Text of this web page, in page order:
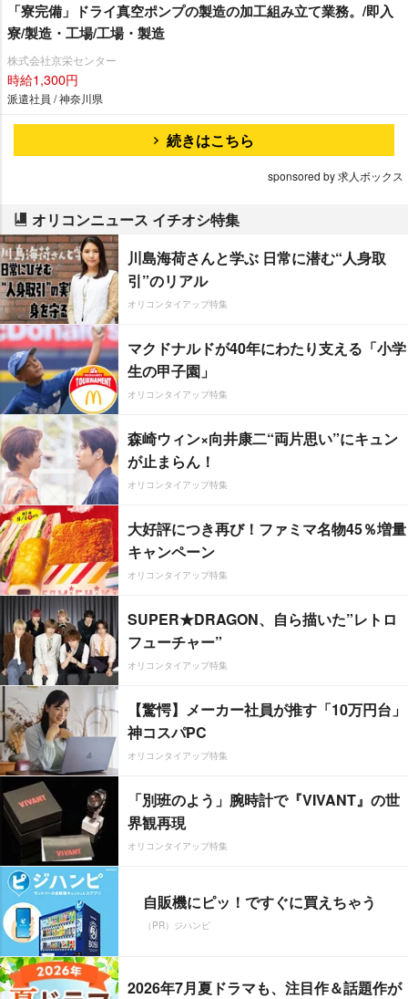
「寮完備」ドライ真空ポンプの製造の加工組み立て業務。/即入
寮/製造・工場/工場・製造
株式会社京栄センター
時給1,300円
派遣社員 / 神奈川県
続きはこちら
sponsored by 求人ボックス
オリコンニュース イチオシ特集
川島海荷さんと学ぶ 日常に潜む“人身取
引”のリアル
オリコンタイアップ特集
マクドナルドが40年にわたり支える「小学
生の甲子園」
オリコンタイアップ特集
森崎ウィン×向井康二“両片思い”にキュン
が止まらん！
オリコンタイアップ特集
大好評につき再び！ファミマ名物45％増量
キャンペーン
オリコンタイアップ特集
SUPER★DRAGON、自ら描いた”レトロ
フューチャー”
オリコンタイアップ特集
【驚愕】メーカー社員が推す「10万円台」
神コスパPC
オリコンタイアップ特集
「別班のよう」腕時計で『VIVANT』の世
界観再現
オリコンタイアップ特集
自販機にピッ！ですぐに買えちゃう
（PR）ジハンピ
2026年7月夏ドラマも、注目作＆話題作が